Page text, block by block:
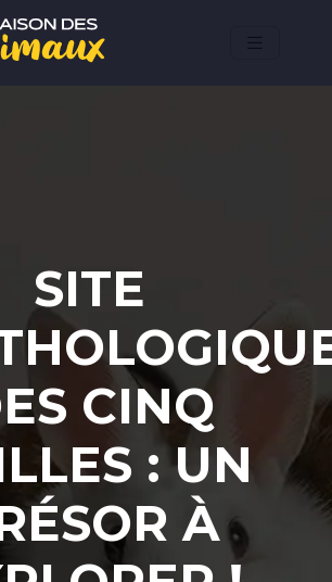
SITE
CINQ
: UN
À